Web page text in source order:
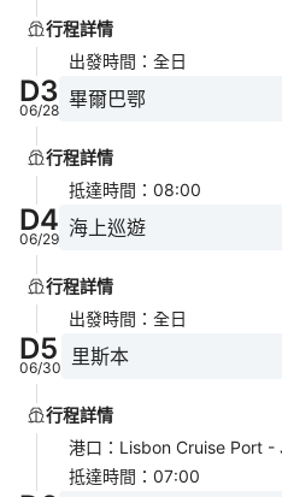
行程詳情
出發時間 ： 全日
D3
06/28 畢爾巴鄂
行程詳情
抵達時間 ： 08:00
D4
06/29 海上巡遊
行程詳情
出發時間 ： 全日
D5
06/30 里斯本
行程詳情
港口 ： Lisbon Cruise Port
抵達時間 ： 07:00